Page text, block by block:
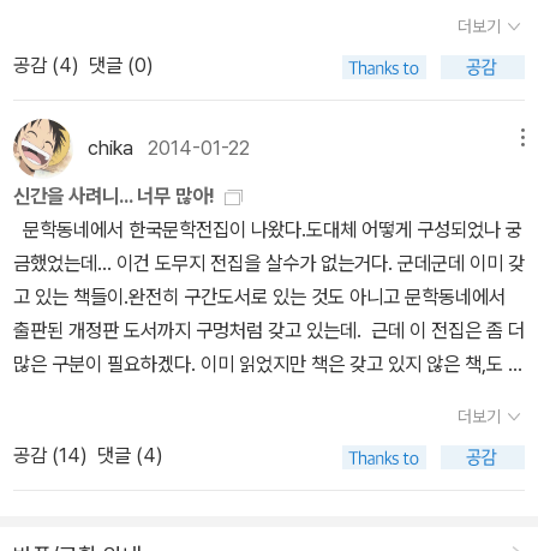
풀지 못해서 어떻게 해야하나 고민입니다. 기술 가정. 아들 학교
교과서는 금성출판사인데 해당 교과서와 관련된 자습서는 아직 눈에
띄지 않습니다. 도덕 과목. 미래엔에서 나오는 책은 1,2학기 따로
되어있지요. 작년엔 1등만들기 책으로 시험대비를 하였는데, 올해는
그냥 EBS 교재로 구입할까 고민중입니다. 아이 영어 자습서와 문
제집 - 시사 YBM 박준언 저, 작년에도 그러했듯이 올해 역시 대부분
인터넷 서점에서 구하기 어렵군요. 아이가 항공과 관련된 직업에 대
해 요즘 관심이 많아서.... 검색하다 알게 된 책인데, 꼭 읽어봐야겠습
니다.
반 아이들의 미묘한 따돌림 사이에서 고전하는 용지호가 털어놓는 고
민과 솔직한 이야기를 기대해 봅니다, 10대를 위한 인문학과 조언
알아야 할 좋은습관 423. 철학하는 십대가 세상을 바꾼다4. 십대에
게 권하는 인문학 --- 최근 교양인문학과 입문서라는 점을 강조하면
서 나온 책들이 여러 권 있습니다. 그렇지만 다양한 독자층을 생각해
서인지, 10대를 대상으로 하는 책들도 있습니다. 검색해봤더니, 꼭 인
문학이나 고전, 철학 등이 아니라도 10대를 위한 책은 많이 보이는 것
같습니다. 인문학에 대한 관심이 최근들어 높아지고, 교양강좌도 많
이 있다고 합니다. 인문학이 아니더라도 10대를 위한 책은 이들 독자
의 눈높이와 관심, 그리고 이해를 위해 쓰여진 점이 있을 거라고 봅니
시도해 보고, 어떻게 문제를 해결할 것인지 스스로 찾아가는 방법을
배울 수 있다면 좋을 것 같습니다. 고전이라는 것이 좋다고는 해도 막
상 읽을 시간이 나지 않고 어렵게 느껴지는 면이 있는데, 이 책들이 그
학으로 문제를 해결하지 못하면서도 끊임없이 심리학에 빠져드는지,
왜 스스로 정상인지 되묻고 의심하는지, 심리산업은 어떻게 흔들리는
개인을 구제할 만병통치약이 되었는지를 ‘내부고발자’의 시선으로 파
헤치며 ‘심리학의 거대한 사기극’에서 벗어날 방법을 찾는다.심리학
에 본질적인 잘못이 있는 건 아닐 테지만, 어쨌든 현실에서 심리학은
“삶에서 얻은 행복이 오로지 원칙과 노하우에 따른 결과물이라고 생
각하게끔 만든다.” 그리고 “이런 방법으로 행복을 얻지 못했다면 전
부 당신 잘못이라며 책임을 떠안긴다.” 그래서 사람들은 문제가 생기
기도 전에 답부터 찾으려 하고, 찾아낸 답을 쓰기 위해 문제를 만들어
내기도 한다. 이런 심리학 천국에서는 숨 쉬는 일까지도 자아를 찾기
위한 행위가 되기 십상이다. 과연 이곳에서 벗어날 수 있을까? 저자
는 자아를 속속들이 들여다보기보다 오히려 자신을 잊어버릴 정도로
재미있는 걸 찾아보는 일 그리고 자아, 즉 혼자 사는 세상이 아니라 관
다. - 인문 MD 박태근책속에서 : “심리학자의 말을 곧이곧대로 듣지
더보기
공감 (4) 댓글 (0)
chika 2014-01-22
신간을 사려니... 너무 많아!
금했었는데... 이건 도무지 전집을 살수가 없는거다. 군데군데 이미 갖
고 있는 책들이.완전히 구간도서로 있는 것도 아니고 문학동네에서
출판된 개정판 도서까지 구멍처럼 갖고 있는데. 근데 이 전집은 좀 더
많은 구분이 필요하겠다. 이미 읽었지만 책은 갖고 있지 않은 책,도 있
도 아직 읽지 않...읽지 못...암튼. 그냥 소장용이 되어버린 책도 있고.
구판도서와 개정판 도서까지 다 갖고 있는 책이 있고. 문학동네 개정
판으로 이 표지랑 똑같은 표지를 갖고 있는 책도 있고.소장유무로 따
더보기
공감 (14) 댓글 (4)